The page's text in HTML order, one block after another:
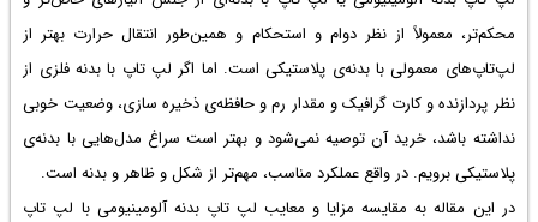
محکم‌تر، معمولاً از نظر دوام و استحکام و همین‌طور انتقال حرارت بهتر از
لپ‌تاپ‌های معمولی با بدنه‌ی پلاستیکی است. اما اگر لپ تاپ با بدنه فلزی از
نظر پردازنده و کارت گرافیک و مقدار رم و حافظه‌ی ذخیره سازی، وضعیت خوبی
نداشته باشد، خرید آن توصیه نمی‌شود و بهتر است سراغ مدل‌هایی با بدنه‌ی
پلاستیکی برویم. در واقع عملکرد مناسب، مهم‌تر از شکل و ظاهر و بدنه است.
در این مقاله به مقایسه مزایا و معایب لپ تاپ بدنه آلومینیومی با لپ تاپ